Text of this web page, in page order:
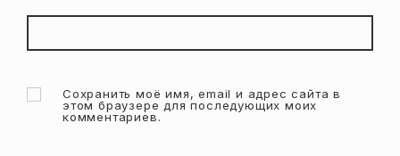
Сохранить моё имя, email и адрес сайта в
этом браузере для последующих моих
комментариев.